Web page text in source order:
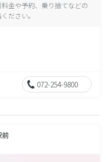
金や予約、乗り捨てなどの
ださい。
072-254-9800
前